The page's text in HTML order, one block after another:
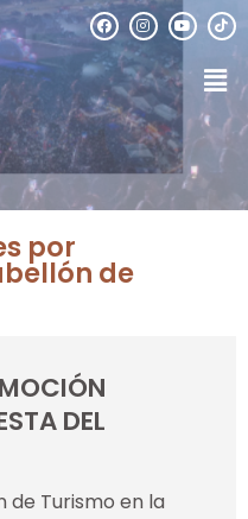
por
de
DEL
de Turismo en la